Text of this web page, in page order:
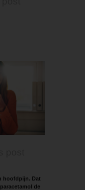
hoofdpijn. Dat
de